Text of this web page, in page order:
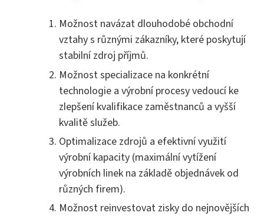
Možnost navázat dlouhodobé obchodní
vztahy s různými zákazníky, které poskytují
stabilní zdroj příjmů.
Možnost specializace na konkrétní
technologie a výrobní procesy vedoucí ke
zlepšení kvalifikace zaměstnanců a vyšší
kvalitě služeb.
Optimalizace zdrojů a efektivní využití
výrobní kapacity (maximální vytížení
výrobních linek na základě objednávek od
různých firem).
Možnost reinvestovat zisky do nejnovějších